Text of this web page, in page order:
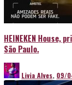
HEINEKEN House,
São Paulo.
Livia Alves, 09/